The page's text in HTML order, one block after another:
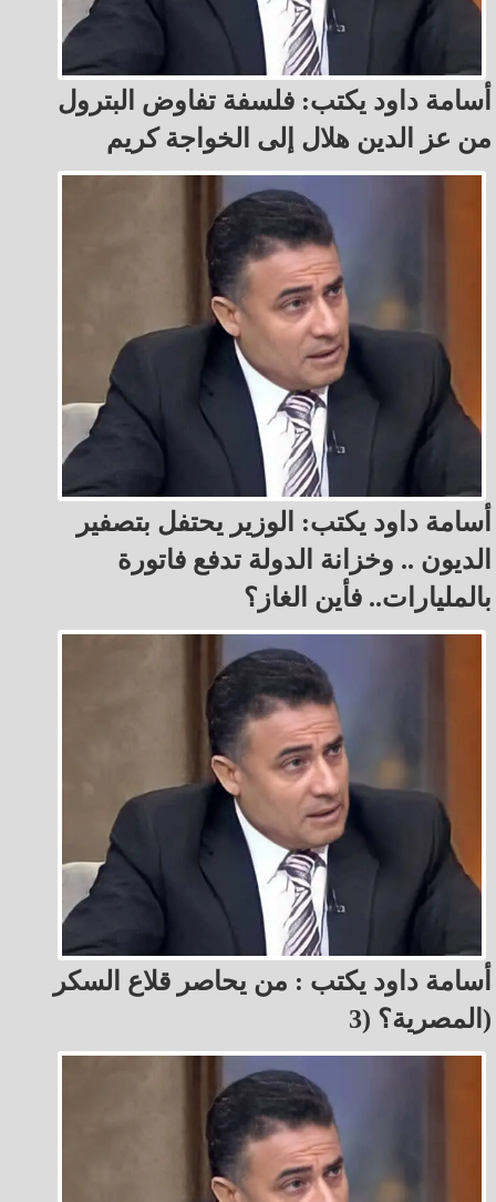
أسامة داود يكتب: فلسفة تفاوض البترول
من عز الدين هلال إلى الخواجة كريم
أسامة داود يكتب: الوزير يحتفل بتصفير
الديون .. وخزانة الدولة تدفع فاتورة
بالمليارات.. فأين الغاز؟
أسامة داود يكتب : من يحاصر قلاع السكر
المصرية؟ (3)